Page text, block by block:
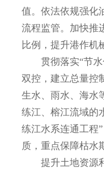
值。依法依规强化
流程监管。加快推
比例，提升港作机
贯彻落实“节水
双控，建立总量控
生水、雨水、海水
练江、榕江流域
练江水系连通工程
质，重点保障枯水
提升土地资源利